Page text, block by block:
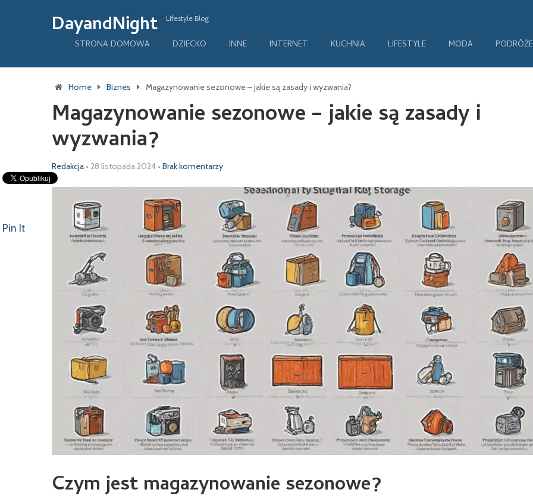
DayandNight Lifestyle Blog
STRONA DOMOWA DZIECKO INNE INTERNET KUCHNIA LIFESTYLE MODA PODRÓŻE
Home Biznes Magazynowanie sezonowe – jakie są zasady i wyzwania?
Magazynowanie sezonowe – jakie są zasady i
wyzwania?
Redakcja • 28 listopada 2024 • Brak komentarzy
Czym jest magazynowanie sezonowe?
Pin It